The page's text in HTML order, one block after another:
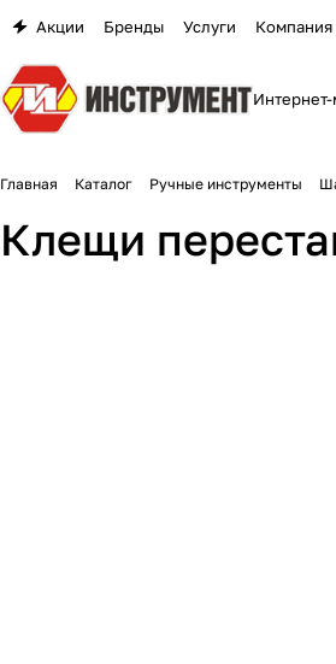
Акции Бренды Услуги Компания
Интернет-
Главная Каталог Ручные инструменты
Клещи